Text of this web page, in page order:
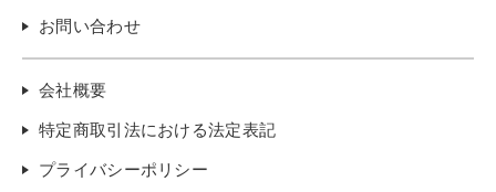
お問い合わせ
会社概要
特定商取引法における法定表記
プライバシーポリシー